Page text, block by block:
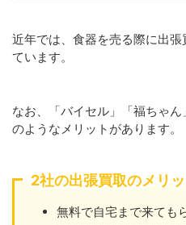
近年では、食器を売る際に出
ています。
なお、「バイセル」「福ちゃ
のようなメリットがあります。
2社の出張買取のメリ
無料で自宅まで来ても